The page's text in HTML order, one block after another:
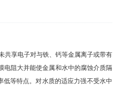
共享电子对与铁、钙等金属离子或带有
电阻大并能使金属和水中的腐蚀介质隔
等特点。对水质的适应力强不受水中